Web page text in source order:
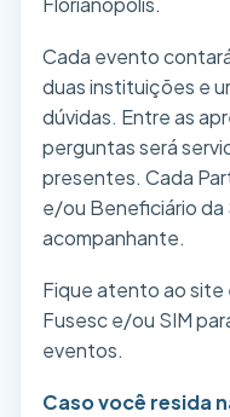
Cada evento
duas instituições e
dúvidas. Entre as
perguntas será
presentes. Cada
e/ou Beneficiário da
acompanhante.
Fique atento ao site
Fusesc e/ou SIM
eventos.
Caso você resida